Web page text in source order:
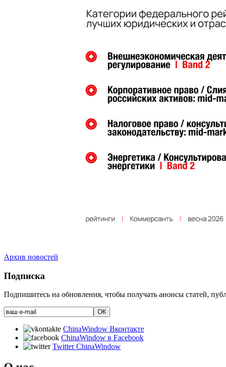
Архив новостей
Подписка
Подпишитесь на обновления, чтобы получать анонсы статей,
ChinaWindow Вконтакте
ChinaWindow в Facebook
Twitter ChinaWindow